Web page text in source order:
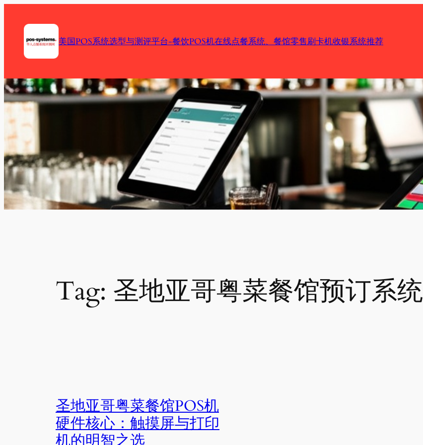
content
美国POS系统选型与测评平台-餐饮POS机在线点餐系统、餐馆零售刷卡机收银系统推荐
Tag: 圣地亚哥粤菜餐馆预订系统
圣地亚哥粤菜餐馆POS机
硬件核心：触摸屏与打印
机的明智之选